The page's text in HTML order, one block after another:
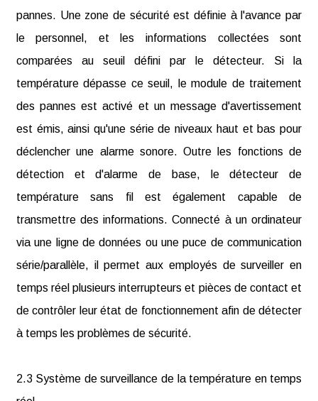
pannes. Une zone de sécurité est définie à l'avance par
le personnel, et les informations collectées sont
comparées au seuil défini par le détecteur. Si la
température dépasse ce seuil, le module de traitement
des pannes est activé et un message d'avertissement
est émis, ainsi qu'une série de niveaux haut et bas pour
déclencher une alarme sonore. Outre les fonctions de
détection et d'alarme de base, le détecteur de
température sans fil est également capable de
transmettre des informations. Connecté à un ordinateur
via une ligne de données ou une puce de communication
série/parallèle, il permet aux employés de surveiller en
temps réel plusieurs interrupteurs et pièces de contact et
de contrôler leur état de fonctionnement afin de détecter
à temps les problèmes de sécurité.
2.3 Système de surveillance de la température en temps